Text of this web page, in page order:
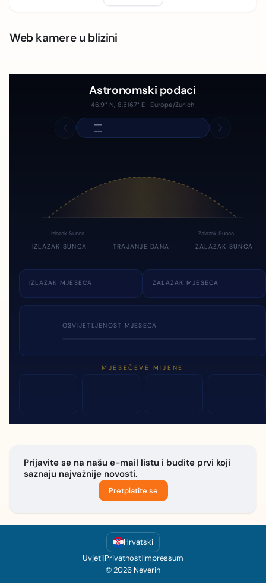
Web kamere u blizini
Astronomski podaci
46.9° N, 8.5167° E · Europe/Zurich
Izlazak Sunca Zalazak Sunca
IZLAZAK SUNCA TRAJANJE DANA ZALAZAK SUNCA
IZLAZAK MJESECA ZALAZAK MJESECA
OSVIJETLJENOST MJESECA
MJESEČEVE MIJENE
Prijavite se na našu e-mail listu i budite prvi koji
saznaju najvažnije novosti.
Pretplatite se
Hrvatski
Uvjeti|Privatnost|Impressum
© 2026 Neverin